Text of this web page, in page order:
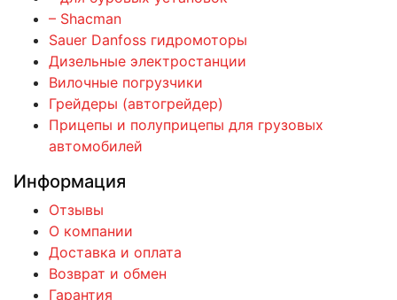
– Shacman
Sauer Danfoss гидромоторы
Дизельные электростанции
Вилочные погрузчики
Грейдеры (автогрейдер)
Прицепы и полуприцепы для грузовых
автомобилей
Информация
Отзывы
О компании
Доставка и оплата
Возврат и обмен
Гарантия